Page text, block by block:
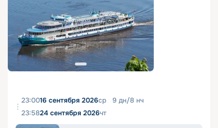
23:0016 сентября 2026ср 9 дн/8 нч
23:5824 сентября 2026чт